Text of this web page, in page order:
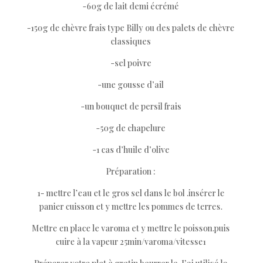
-60g de lait demi écrémé
-150g de chèvre frais type Billy ou des palets de chèvre
classiques
-sel poivre
-une gousse d’ail
-un bouquet de persil frais
-50g de chapelure
-1 cas d’huile d’olive
Préparation :
1- mettre l’eau et le gros sel dans le bol .insérer le
panier cuisson et y mettre les pommes de terres.
Mettre en place le varoma et y mettre le poisson.puis
cuire à la vapeur 25min/varoma/vitesse1